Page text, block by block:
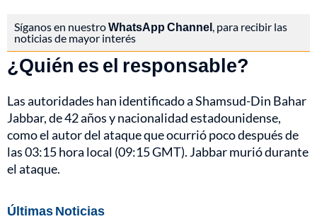
Síganos en nuestroWhatsApp Channel , para recibir las
noticias de mayor interés
¿Quién es el responsable?
Las autoridades han identificado a Shamsud-Din Bahar
Jabbar, de 42 años y nacionalidad estadounidense,
como el autor del ataque que ocurrió poco después de
las 03:15 hora local (09:15 GMT). Jabbar murió durante
el ataque.
Últimas Noticias